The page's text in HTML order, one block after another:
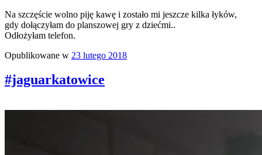
Na szczęście wolno piję kawę i zostało mi jeszcze kilka łyków,
gdy dołączyłam do planszowej gry z dziećmi..
Odłożyłam telefon.
Opublikowane w 23 lutego 2018
#jaguarkatowice